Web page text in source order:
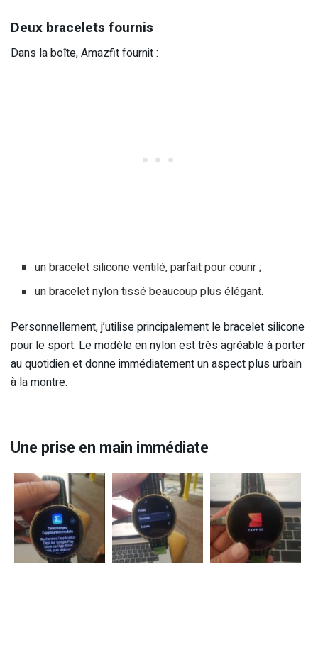
Deux bracelets fournis
Dans la boîte, Amazfit fournit :
un bracelet silicone ventilé, parfait pour courir ;
un bracelet nylon tissé beaucoup plus élégant.
Personnellement, j’utilise principalement le bracelet silicone
pour le sport. Le modèle en nylon est très agréable à porter
au quotidien et donne immédiatement un aspect plus urbain
à la montre.
Une prise en main immédiate